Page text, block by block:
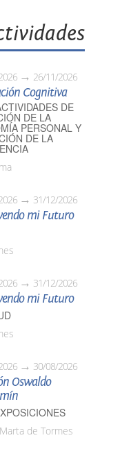
26/11/2026
Cognitiva
DE
DE LA
PERSONAL Y
DE LA
31/12/2026
mi Futuro
31/12/2026
mi Futuro
30/08/2026
Oswaldo
de Tormes